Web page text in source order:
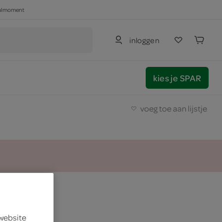
inloggen
kies je SPAR
voeg toe aan lijstje